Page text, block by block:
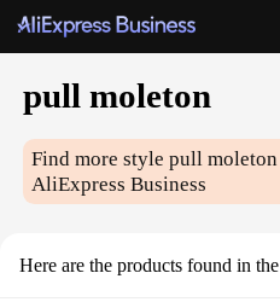
pull moleton
Find more stylepull moleton
AliExpress Business
Here are the products found in the